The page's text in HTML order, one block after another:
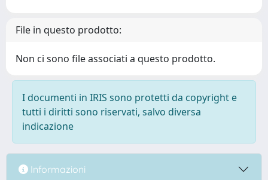
File in questo prodotto:
Non ci sono file associati a questo prodotto.
I documenti in IRIS sono protetti da copyright e
tutti i diritti sono riservati, salvo diversa
indicazione
Informazioni